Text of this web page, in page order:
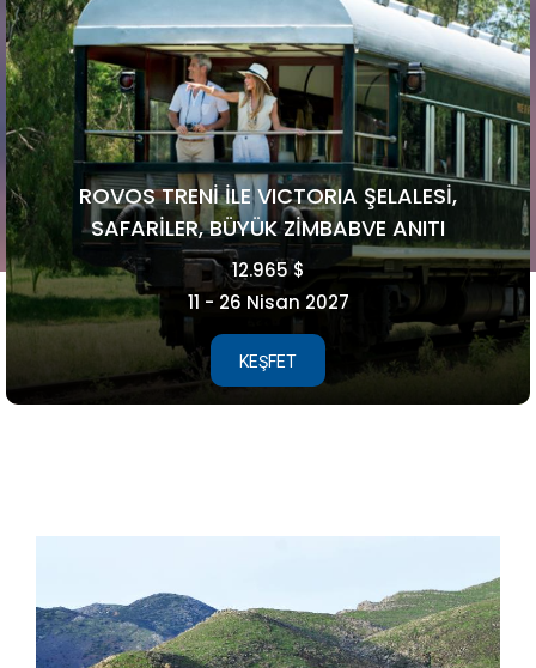
FAROE ADALARI
5.990 €
15 - 21 Ağustos 2026